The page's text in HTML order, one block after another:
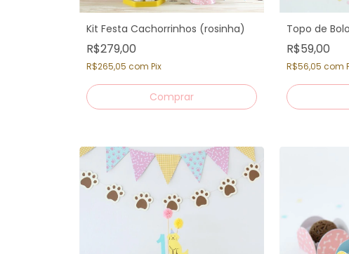
Kit Festa Cachorrinhos (rosinha)
R$279,00
R$265,05 com Pix
Topo de
R$59,00
R$56,05 com